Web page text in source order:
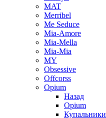
MAT
Merribel
Me Seduce
Mia-Amore
Mia-Mella
Mia-Mia
MY
Obsessive
Offcorss
Opium
Назад
Opium
Купальники